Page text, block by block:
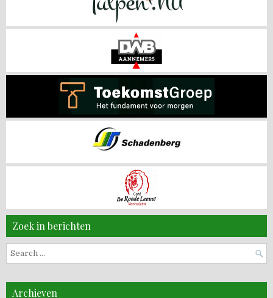
Zoek in berichten
Search
for:
Archieven